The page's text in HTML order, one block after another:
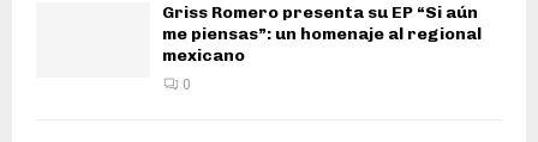
Griss Romero presenta su EP “Si aún
me piensas”: un homenaje al regional
mexicano
0